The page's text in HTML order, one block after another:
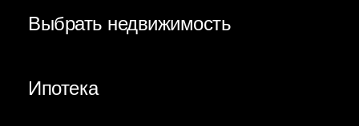
Выбрать недвижимость
Ипотека